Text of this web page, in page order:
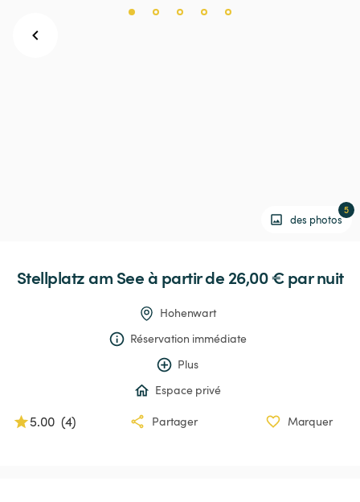
des photos
5
Stellplatzam See à partir de 26,00 € par nuit
Hohenwart
Réservation immédiate
Plus
Espace privé
5.00 (4) Partager Marquer